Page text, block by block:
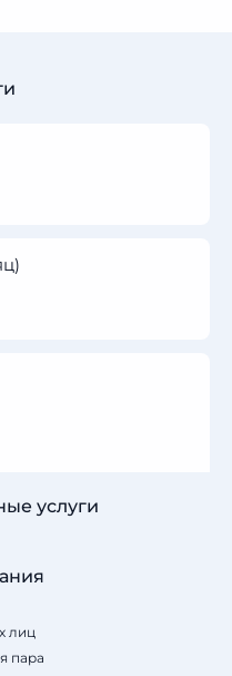
услуги
лиц
пара